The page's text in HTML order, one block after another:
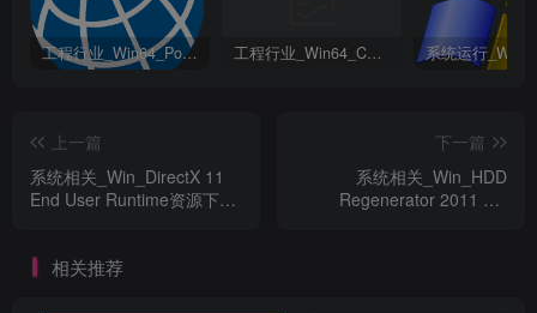
工程行业_Win64_PointWise 18.6 R2 x64资源下载地址_百度网盘迅雷BT 工程行业_Win64_Cadence Fidelity Pointwise 2024.1 x64资源下载地址_百度网盘迅雷BT
上一篇
系统相关_Win_DirectX 11
End User Runtime资源下载
下一篇
系统相关_Win_HDD
Regenerator 2011 DC
相关推荐